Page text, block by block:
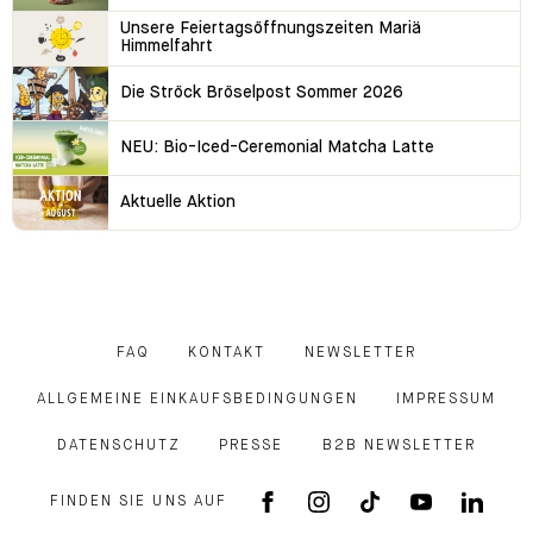
Unsere Feiertagsöffnungszeiten Mariä
Himmelfahrt
Die Ströck Bröselpost Sommer 2026
NEU: Bio-Iced-Ceremonial Matcha Latte
Aktuelle Aktion
FAQ KONTAKT NEWSLETTER
ALLGEMEINE EINKAUFSBEDINGUNGEN IMPRESSUM
DATENSCHUTZ PRESSE B2B NEWSLETTER
FINDEN SIE UNS AUF
FACEBOOK APP
INSTAGRAM
TIKTOKYOUTUBE